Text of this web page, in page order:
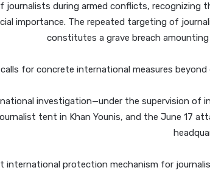
during armed conflicts, recognizing
importance. The repeated targeting of
constitutes a grave breach amounting
for concrete international measures beyond
investigation—under the supervision of
tent in Khan Younis, and the June 17
international protection mechanism for